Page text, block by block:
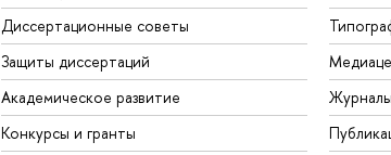
Диссертационные советы
Защиты диссертаций
Академическое развитие
Конкурсы и гранты